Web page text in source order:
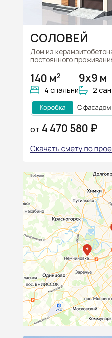
СОЛОВЕЙ
Дом из
постоянного
140 м2
4 спальни
9х9 м
2
ОТ 4 470 580 ₽